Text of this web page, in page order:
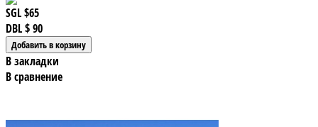
SGL$65
DBL$ 90
В закладки
В сравнение